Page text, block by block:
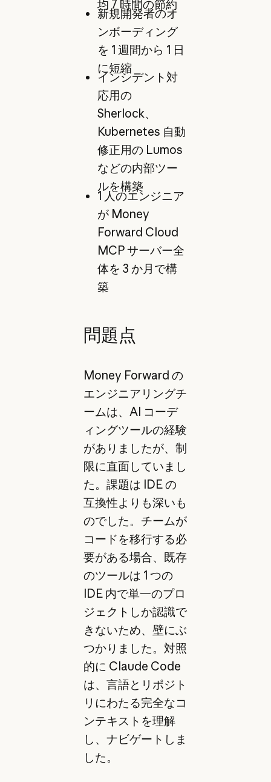
均 7 時間の節約
新規開発者のオ
ンボーディング
を 1 週間から 1 日
に短縮
インシデント対
応用の
Sherlock、
Kubernetes 自動
修正用の Lumos
などの内部ツー
ルを構築
1 人のエンジニア
が Money
Forward Cloud
MCP サーバー全
体を 3 か月で構
築
問題点
Money Forward の
エンジニアリングチ
ームは、AI コーデ
ィングツールの経験
がありましたが、制
限に直面していまし
た。課題は IDE の
互換性よりも深いも
のでした。チームが
コードを移行する必
要がある場合、既存
のツールは 1 つの
IDE 内で単一のプロ
ジェクトしか認識で
きないため、壁にぶ
つかりました。対照
的に Claude Code
は、言語とリポジト
リにわたる完全なコ
ンテキストを理解
し、ナビゲートしま
した。